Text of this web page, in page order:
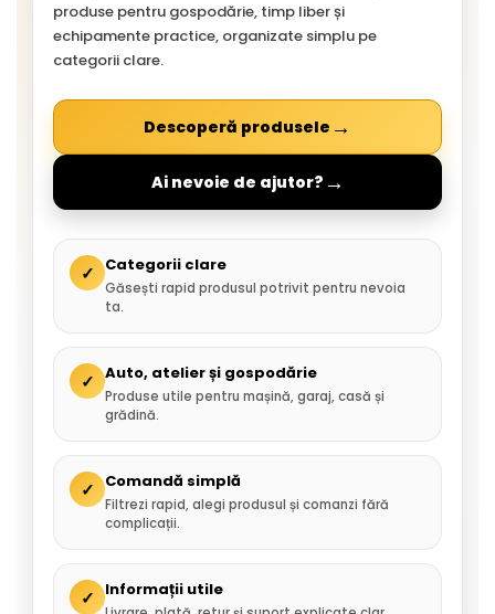
produse pentru gospodărie, timp liber și
echipamente practice, organizate simplu pe
categorii clare.
Descoperă produsele →
Ai nevoie de ajutor? →
✓ Categorii clare
Găsești rapid produsul potrivit pentru nevoia
ta.
✓ Auto, atelier și gospodărie
Produse utile pentru mașină, garaj, casă și
grădină.
✓ Comandă simplă
Filtrezi rapid, alegi produsul și comanzi fără
complicații.
✓ Informații utile